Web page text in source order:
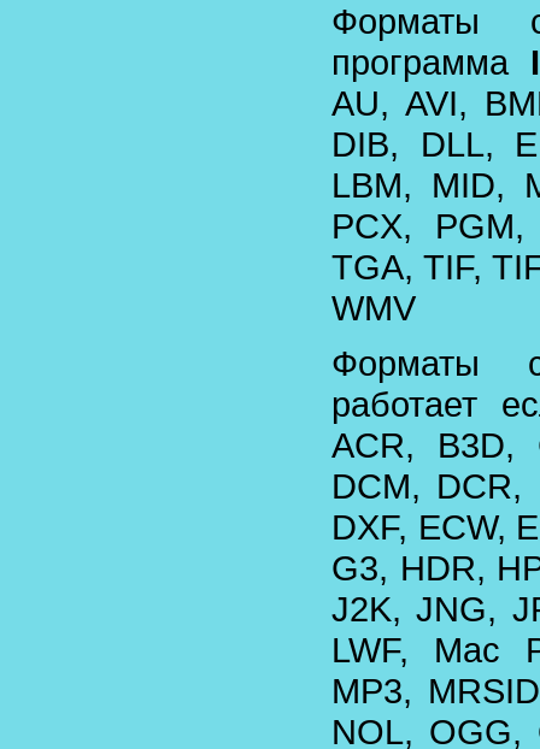
Форматы
программа
AU, AVI,
DIB, DLL,
LBM, MID,
PCX,
TGA, TIF,
WMV
Форматы
работает
ACR, B3D,
DCM, DCR,
DXF, ECW,
G3, HDR,
J2K, JNG,
LWF, Mac
MP3,
NOL, OGG,